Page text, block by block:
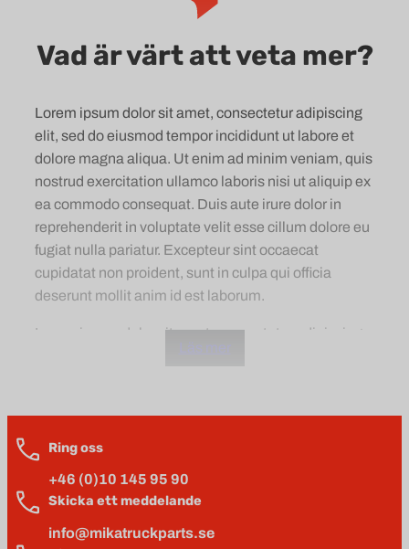
Vad är värt att veta mer?
Lorem ipsum dolor sit amet, consectetur adipiscing
elit, sed do eiusmod tempor incididunt ut labore et
dolore magna aliqua. Ut enim ad minim veniam, quis
nostrud exercitation ullamco laboris nisi ut aliquip ex
ea commodo consequat. Duis aute irure dolor in
reprehenderit in voluptate velit esse cillum dolore eu
fugiat nulla pariatur. Excepteur sint occaecat
cupidatat non proident, sunt in culpa qui officia
deserunt mollit anim id est laborum.
Lorem ipsum dolor sit amet, consectetur adipiscing
elit, sed do eiusmod tempor incididunt ut labore et
reprehenderit in voluptate velit esse cillum dolore eu
fugiat nulla pariatur. Excepteur sint occaecat
cupidatat non proident, sunt in culpa qui officia
deserunt mollit anim id est laborum.
Läs mer
Ring oss
+46 (0)10 145 95 90
Skicka ett meddelande
info@mikatruckparts.se